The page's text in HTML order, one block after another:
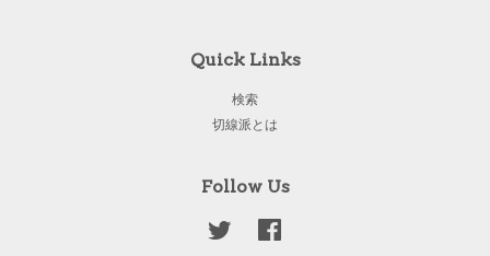
Quick Links
検索
切線派とは
Follow Us
Twitter